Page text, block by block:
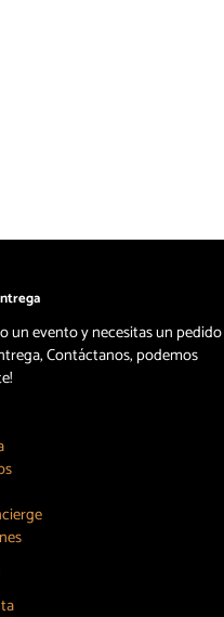
un evento y necesitas un pedido
Contáctanos, podemos